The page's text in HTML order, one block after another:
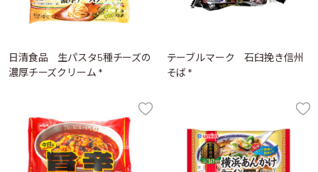
日清食品 生パスタ5種チーズの
濃厚チーズクリーム *
テーブルマーク 石臼挽き信州
そば *